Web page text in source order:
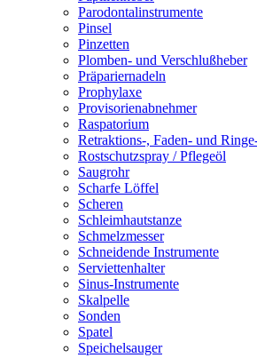
Parodontalinstrumente
Pinsel
Pinzetten
Plomben- und Verschlußheber
Präpariernadeln
Prophylaxe
Provisorienabnehmer
Raspatorium
Retraktions-, Faden- und
Rostschutzspray / Pflegeöl
Saugrohr
Scharfe Löffel
Scheren
Schleimhautstanze
Schmelzmesser
Schneidende Instrumente
Serviettenhalter
Sinus-Instrumente
Skalpelle
Sonden
Spatel
Speichelsauger